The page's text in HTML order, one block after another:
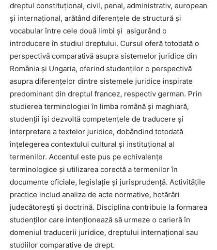
Despre Facultate
Știri
Echipa Facultății
Bibliotecă & Reviste
Contact
Știri
Echipa Facultății
Bibliotecă & Reviste
Contact
dreptul constituțional, civil, penal, administrativ, european
și internațional, arătând diferențele de structură și
vocabular între cele două limbi și asigurând o
introducere în studiul dreptului. Cursul oferă totodată o
perspectivă comparativă asupra sistemelor juridice din
România și Ungaria, oferind studenților o perspectivă
asupra diferențelor dintre sistemele juridice inspirate
predominant din dreptul francez, respectiv german. Prin
studierea terminologiei în limba română și maghiară,
studenții își dezvoltă competențele de traducere și
interpretare a textelor juridice, dobândind totodată
înțelegerea contextului cultural și instituțional al
termenilor. Accentul este pus pe echivalențe
terminologice și utilizarea corectă a termenilor în
documente oficiale, legislație și jurisprudență. Activitățile
practice includ analiza de acte normative, hotărâri
judecătorești și doctrină. Disciplina contribuie la formarea
studenților care intenționează să urmeze o carieră în
domeniul traducerii juridice, dreptului internațional sau
studiilor comparative de drept.